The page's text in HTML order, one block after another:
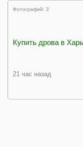
Фотографий: 3
Купить дрова в
21 час назад